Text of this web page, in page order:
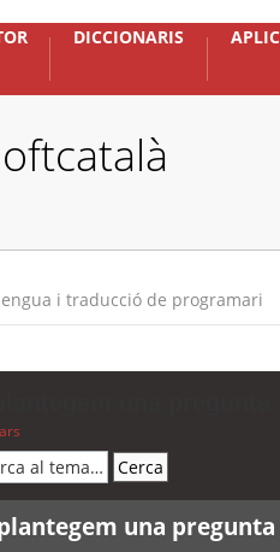
DICCIONARIS
i traducció de programari
una pregunta